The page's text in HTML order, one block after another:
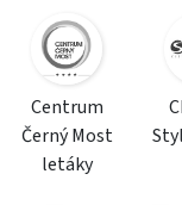
Centrum
Černý Most
letáky